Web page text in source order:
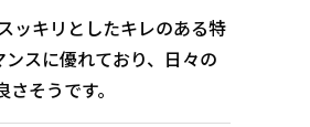
ッキリとしたキレのある特
スに優れており、日々の
そうです。